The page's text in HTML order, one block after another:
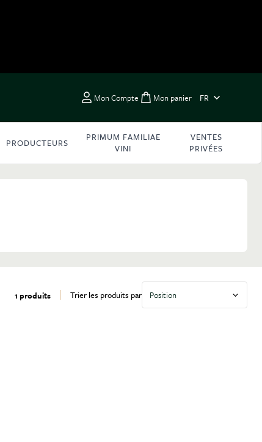
Mon Compte Toggle minicart,
Mon panier FR
PRODUCTEURS
PRIMUM FAMILIAE
VINI
VENTES
PRIVÉES
1 produits Trier les produits par